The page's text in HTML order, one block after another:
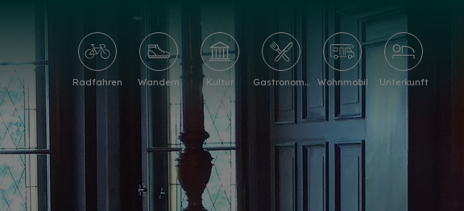
Radfahren Wandern Kultur Gastronomie Wohnmobil Unterkunft